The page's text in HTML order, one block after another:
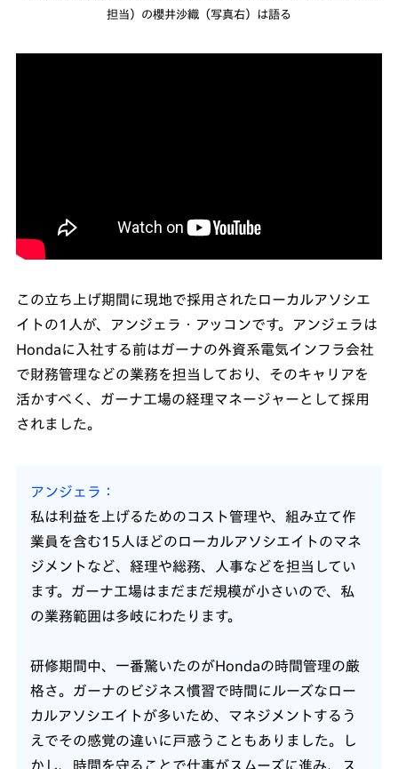
担当）の櫻井沙織（写真右）は語る
この立ち上げ期間に現地で採用されたローカルアソシエ
イトの1人が、アンジェラ・アッコンです。アンジェラは
Hondaに入社する前はガーナの外資系電気インフラ会社
で財務管理などの業務を担当しており、そのキャリアを
活かすべく、ガーナ工場の経理マネージャーとして採用
されました。
アンジェラ
私は利益を上げるためのコスト管理や、組み立て作
業員を含む15人ほどのローカルアソシエイトのマネ
ジメントなど、経理や総務、人事などを担当してい
ます。ガーナ工場はまだまだ規模が小さいので、私
の業務範囲は多岐にわたります。
研修期間中、一番驚いたのがHondaの時間管理の厳
格さ。ガーナのビジネス慣習で時間にルーズなロー
カルアソシエイトが多いため、マネジメントするう
えでその感覚の違いに戸惑うこともありました。し
かし、時間を守ることで仕事がスムーズに進み、ス